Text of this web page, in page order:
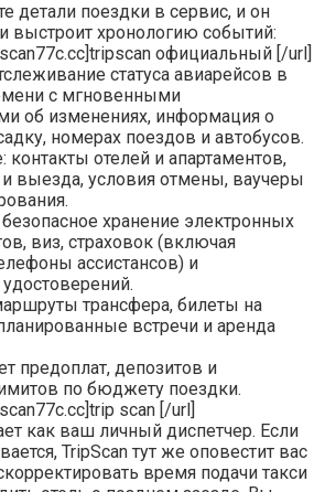
детали поездки в сервис, и он
выстроит хронологию событий:
официальный [/url]
статуса авиарейсов в
с мгновенными
об изменениях, информация о
номерах поездов и автобусов.
отелей и апартаментов,
выезда, условия отмены, ваучеры
хранение электронных
виз, страховок (включая
ассистансов) и
трансфера, билеты на
встречи и аренда
предоплат, депозитов и
по бюджету поездки.
scan [/url]
как ваш личный диспетчер. Если
TripScan тут же оповестит вас
время подачи такси